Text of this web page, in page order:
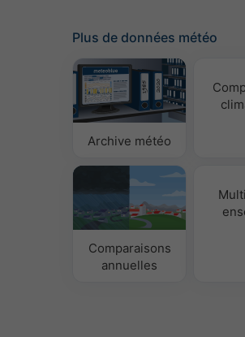
Plus de données météo
Archive météo
Comparaisons
annuelles